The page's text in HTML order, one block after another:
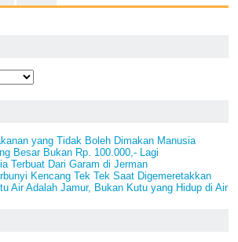
yang Tidak Boleh Dimakan Manusia
Besar Bukan Rp. 100.000,- Lagi
Terbuat Dari Garam di Jerman
Kencang Tek Tek Saat Digemeretakkan
Air Adalah Jamur, Bukan Kutu yang Hidup di Air